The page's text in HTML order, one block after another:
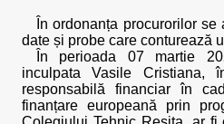
În ordonanța procurorilor
date și probe care conturează
În perioada 07 martie
inculpata Vasile Cristiana,
responsabilă financiar în
finanțare europeană prin